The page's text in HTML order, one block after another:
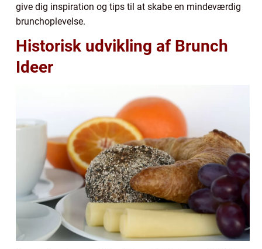
give dig inspiration og tips til at skabe en mindeværdig
brunchoplevelse.
Historisk udvikling af Brunch
Ideer